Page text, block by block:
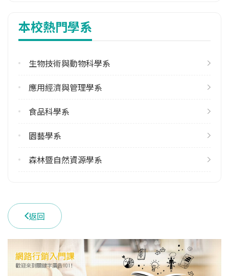
修輔系人數
113學年度上學期
113學年度下學期
雙主修人數
113學年度上學期
11
學系地址
宜蘭縣宜蘭市神農路一段1號
本校熱門學系
生物技術與動物科學系
應用經濟與管理學系
食品科學系
園藝學系
森林暨自然資源學系
返回